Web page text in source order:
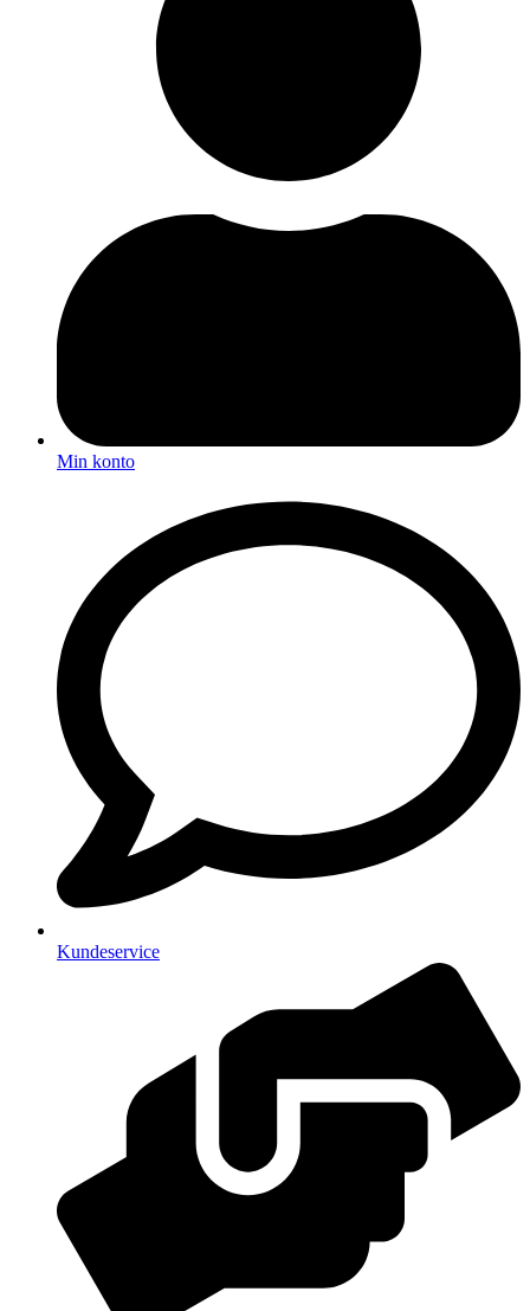
Min konto
Kundeservice